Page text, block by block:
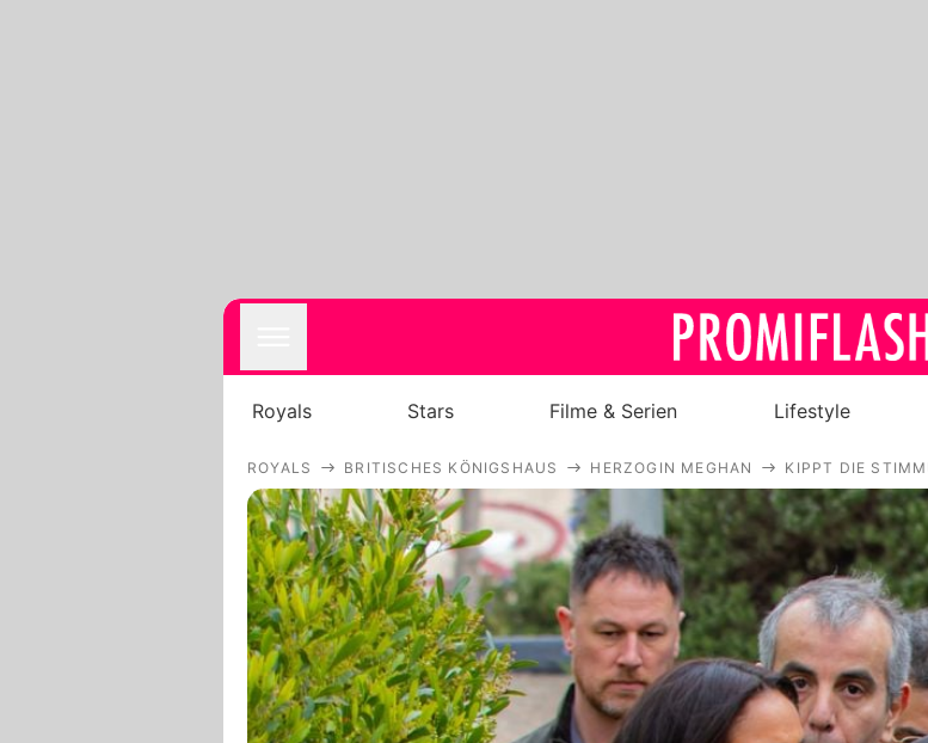
Royals
Stars
Filme & Serien
Lifestyle
Familie & Liebe
Promiflash Exklusiv
Royals Stars Filme & Serien Lifestyle
ROYALS BRITISCHES KÖNIGSHAUS HERZOGIN MEGHAN KIPPT DIE